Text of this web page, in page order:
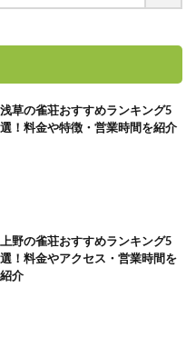
浅草の雀荘おすすめランキング5
選！料金や特徴・営業時間を紹介
上野の雀荘おすすめランキング5
選！料金やアクセス・営業時間を
紹介